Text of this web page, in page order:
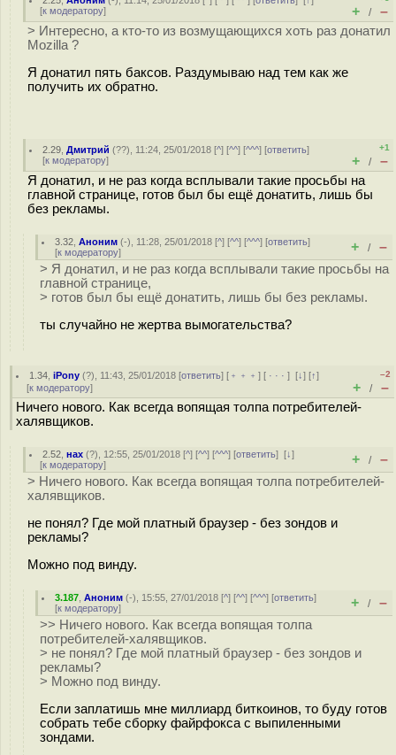
[к модератору] + / –
> Интересно, а кто-то из возмущающихся хоть раз донатил
Mozilla ?
Я донатил пять баксов. Раздумываю над тем как же
получить их обратно.
2.29 ,Дмитрий (??), 11:24, 25/01/2018 [^] [^^] [^^^] [ответить]
[к модератору]
+1
+ / –
Я донатил, и не раз когда всплывали такие просьбы на
главной странице, готов был бы ещё донатить, лишь бы
без рекламы.
3.32 ,Аноним (-), 11:28, 25/01/2018 [^] [^^] [^^^] [ответить]
[к модератору] + / –
> Я донатил, и не раз когда всплывали такие просьбы на
главной странице,
> готов был бы ещё донатить, лишь бы без рекламы.
ты случайно не жертва вымогательства?
1.34 ,iPony (?), 11:43, 25/01/2018 [ответить] [ ﹢﹢﹢] [ · · ·][↓] [↑]
[к модератору]
–2
+ / –
Ничего нового. Как всегда вопящая толпа потребителей-
халявщиков.
2.52 ,нах (?), 12:55, 25/01/2018 [^] [^^] [^^^] [ответить][↓]
[к модератору] + / –
> Ничего нового. Как всегда вопящая толпа потребителей-
халявщиков.
не понял? Где мой платный браузер - без зондов и
рекламы?
Можно под винду.
3.187 ,Аноним (-), 15:55, 27/01/2018 [^] [^^] [^^^] [ответить]
[к модератору] + / –
>> Ничего нового. Как всегда вопящая толпа
потребителей-халявщиков.
> не понял? Где мой платный браузер - без зондов и
рекламы?
> Можно под винду.
Если заплатишь мне миллиард биткоинов, то буду готов
собрать тебе сборку файрфокса с выпиленными
зондами.